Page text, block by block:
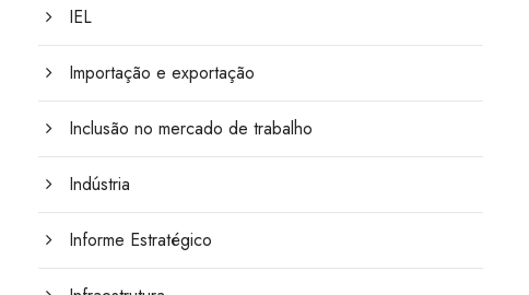
IEL
Importação e exportação
Inclusão no mercado de trabalho
Indústria
Informe Estratégico